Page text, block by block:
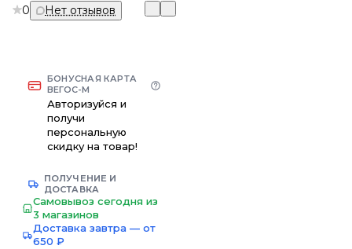
0 Нет отзывов
БОНУСНАЯ КАРТА
ВЕГОС-М
Авторизуйся и
получи
персональную
скидку на товар!
ПОЛУЧЕНИЕ И
ДОСТАВКА
Самовывоз сегодня из
3 магазинов
Доставка завтра — от
650 ₽